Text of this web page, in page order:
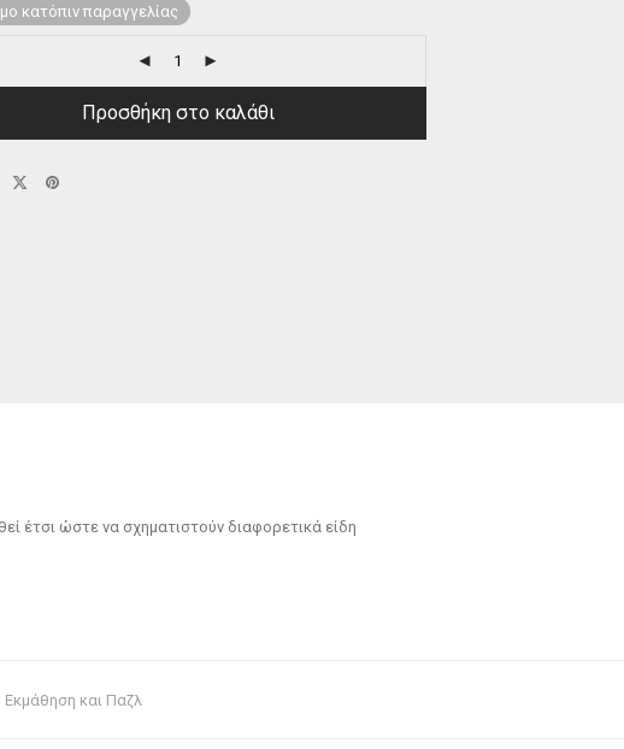
κατόπιν παραγγελίας
Προσθήκη στο καλάθι
έτσι ώστε να σχηματιστούν διαφορετικά είδη
Εκμάθηση και Παζλ